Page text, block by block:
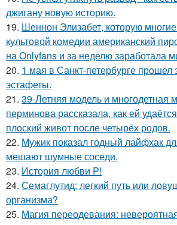
джигану новую историю.
19. Шеннон Элизабет, которую
культовой комедии американский
на Onlyfans и за неделю заработала
20. 1 мая в Санкт-петербурге прошел
эстафеты.
21. 39-Летняя модель и многодетная
перминова рассказала, как ей
плоский живот после четырёх родов.
22. Мужик показал годный лайфхак
мешают шумные соседи.
23. История любви P!
24. Семаглутид: легкий путь или
организма?
25. Магия переодевания: